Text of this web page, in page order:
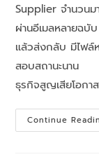
Supplier จำนวน
ผ่านอีเมลหลายฉ
แล้วส่งกลับ มีไฟล์ห
สอบสถานะนาน สิ่
ธุรกิจสูญเสียโอกา
Continue